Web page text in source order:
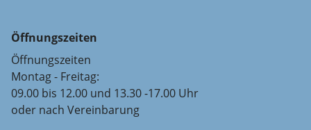
Öffnungszeiten
Öffnungszeiten
Montag - Freitag:
09.00 bis 12.00 und 13.30 -17.00 Uhr
oder nach Vereinbarung